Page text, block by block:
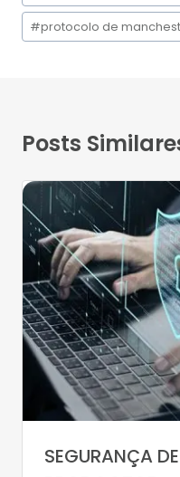
#protocolo de
Posts
SEGURANÇA